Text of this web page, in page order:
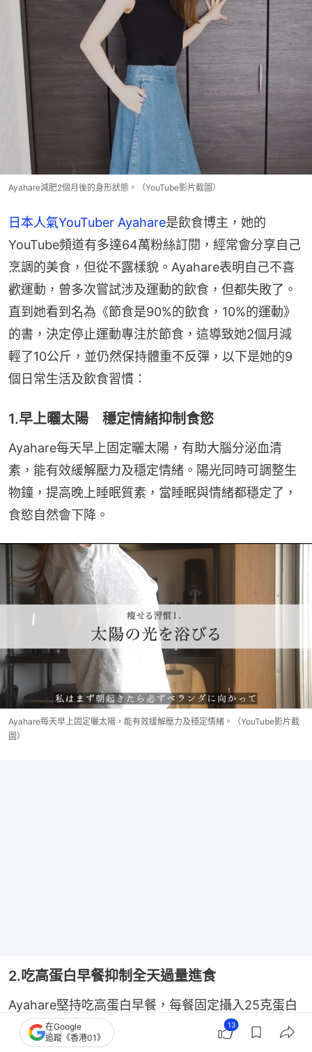
Ayahare減肥2個月後的身形狀態。（YouTube影片截圖）
日本人氣YouTuber Ayahare是飲食博主，她的
YouTube頻道有多達64萬粉絲訂閱，經常會分享自己
烹調的美食，但從不露樣貌。Ayahare表明自己不喜
歡運動，曾多次嘗試涉及運動的飲食，但都失敗了。
直到她看到名為《節食是90%的飲食，10%的運動》
的書，決定停止運動專注於節食，這導致她2個月減
輕了10公斤，並仍然保持體重不反彈，以下是她的9
個日常生活及飲食習慣：
1.早上曬太陽 穩定情緒抑制食慾
Ayahare每天早上固定曬太陽，有助大腦分泌血清
素，能有效緩解壓力及穩定情緒。陽光同時可調整生
物鐘，提高晚上睡眠質素，當睡眠與情緒都穩定了，
食慾自然會下降。
Ayahare每天早上固定曬太陽，能有效緩解壓力及穩定情緒。（YouTube影片截
圖）
2.吃高蛋白早餐抑制全天過量進食
Ayahare堅持吃高蛋白早餐，每餐固定攝入25克蛋白
質，像蛋白質飲品、豆漿、麥片、雞蛋等優質的蛋白
在Google
追蹤《香港01》
13